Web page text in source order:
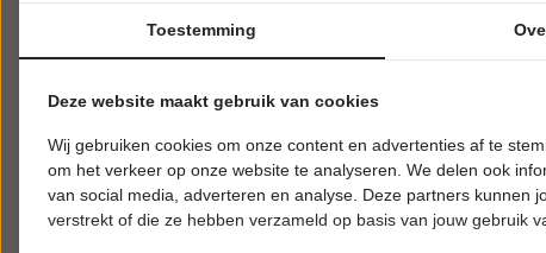
DONDERDAG 8 OKTOBER 2026 •
Iris Rulkens
Van Harte
DRU Industriepark
Mama
DRU
Toestemming
Deze website maakt gebruik van cookies
Wij gebruiken cookies om onze content en advertenties af te
om het verkeer op onze website te analyseren. We delen ook
van social media, adverteren en analyse. Deze partners kunnen
verstrekt of die ze hebben verzameld op basis van jouw gebruik